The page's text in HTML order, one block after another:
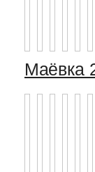
Маёвка